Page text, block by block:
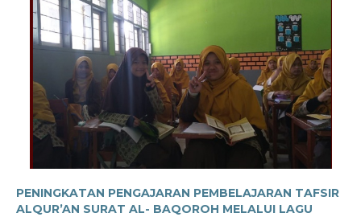
PENINGKATAN PENGAJARAN PEMBELAJARAN TAFSIR
ALQUR’AN SURAT AL- BAQOROH MELALUI LAGU